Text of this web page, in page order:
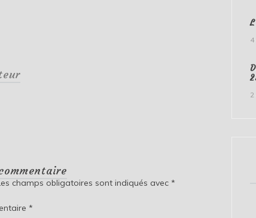
champs obligatoires sont indiqués avec *
*